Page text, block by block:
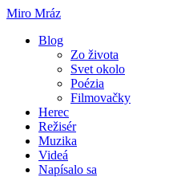
Miro Mráz
Blog
Zo života
Svet okolo
Poézia
Filmovačky
Herec
Režisér
Muzika
Videá
Napísalo sa